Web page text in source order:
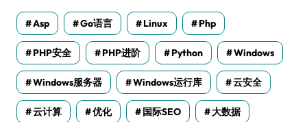
Asp Go语言 Linux Php
PHP安全 PHP进阶 Python Windows
Windows服务器 Windows运行库 云安全
云计算 优化 国际SEO 大数据